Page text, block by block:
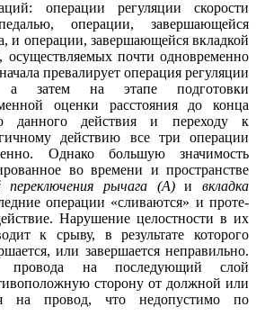
операции регуляции скорости
операции, завершающейся
и операции, завершающейся вкладкой
осуществляемых почти одновременно
превалирует операция регуляции
а затем на этапе подготовки
оценки расстояния до конца
данного действия и переходу к
действию все три операции
Однако большую значимость
во времени и пространстве
переключения рычага (А)ивкладка
операции «сливаются» и проте­
Нарушение целостности в их
к срыву, в результате которого
или за­вершается неправильно.
провода на последующий слой
сторону от должной или
на провод, что недопустимо по